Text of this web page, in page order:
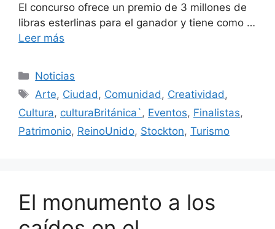
El concurso ofrece un premio de 3 millones de
libras esterlinas para el ganador y tiene como …
Leer más
Categorías
Noticias
Etiquetas
Arte, Ciudad , Comunidad , Creatividad ,
Cultura, culturaBritánica` , Eventos, Finalistas,
Patrimonio, ReinoUnido, Stockton, Turismo
El monumento a los